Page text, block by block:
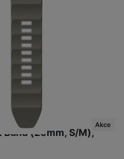
Band (20mm, S/M),
Akce